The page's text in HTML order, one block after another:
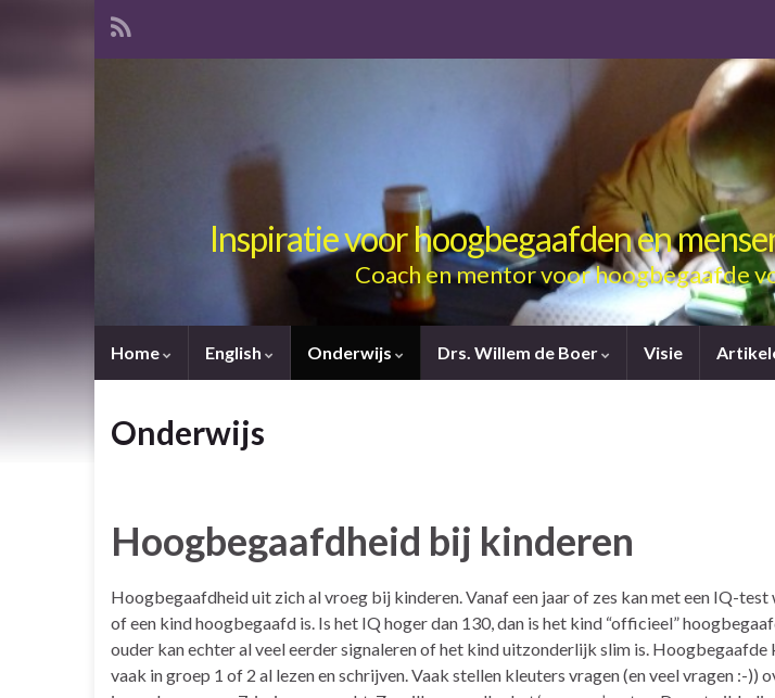
Inspiratie voor hoogbegaafden en
Coach en mentor voor hoogbegaafde
Home English Onderwijs Drs. Willem de Boer Visie
Onderwijs
Hoogbegaafdheid bij kinderen
Hoogbegaafdheid uit zich al vroeg bij kinderen. Vanaf een jaar of zes kan met een IQ-
of een kind hoogbegaafd is. Is het IQ hoger dan 130, dan is het kind “officieel”
ouder kan echter al veel eerder signaleren of het kind uitzonderlijk slim is. Hoogbegaafde
vaak in groep 1 of 2 al lezen en schrijven. Vaak stellen kleuters vragen (en veel vragen :-))